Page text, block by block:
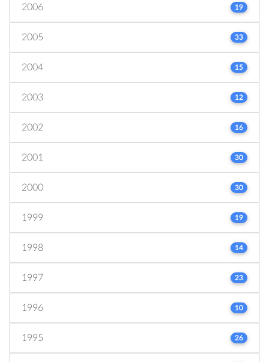
2006 19
2005 33
2004 15
2003 12
2002 16
2001 30
2000 30
1999 19
1998 14
1997 23
1996 10
1995 26